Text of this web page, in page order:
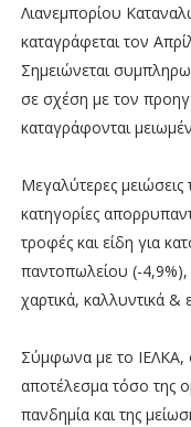
Λιανεμπορίου
καταγράφεται τον
Σημειώνεται
σε σχέση με τον
καταγράφονται
Μεγαλύτερες
κατηγορίες
τροφές και είδη για
παντοπωλείου (-
χαρτικά, καλλυντικά &
Σύμφωνα με το ΙΕΛΚΑ,
αποτέλεσμα τόσο της
πανδημία και της